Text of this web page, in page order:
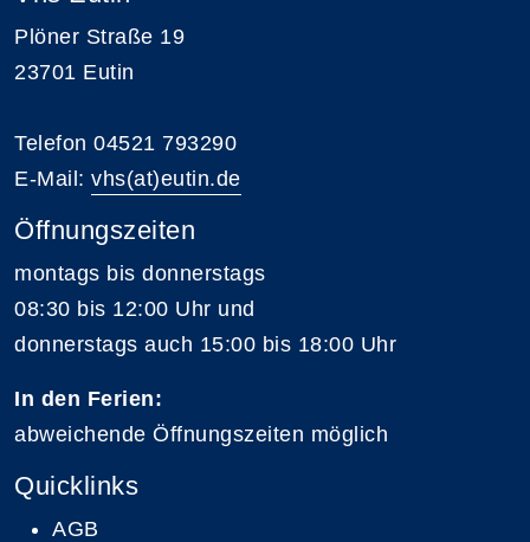
Plöner Straße 19
23701 Eutin
Telefon 04521 793290
E-Mail: vhs(at)eutin.de
Öffnungszeiten
montags bis donnerstags
08:30 bis 12:00 Uhr und
donnerstags auch 15:00 bis 18:00 Uhr
In den Ferien:
abweichende Öffnungszeiten möglich
Quicklinks
AGB